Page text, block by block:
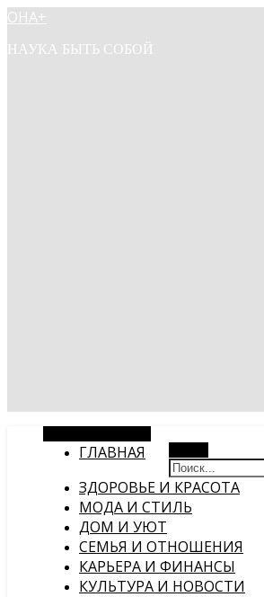
ОНА+
НАУКА БЫТЬ СОБОЙ
ГЛАВНАЯ
ЗДОРОВЬЕ И КРАСОТА
МОДА И СТИЛЬ
ДОМ И УЮТ
СЕМЬЯ И ОТНОШЕНИЯ
КАРЬЕРА И ФИНАНСЫ
КУЛЬТУРА И НОВОСТИ